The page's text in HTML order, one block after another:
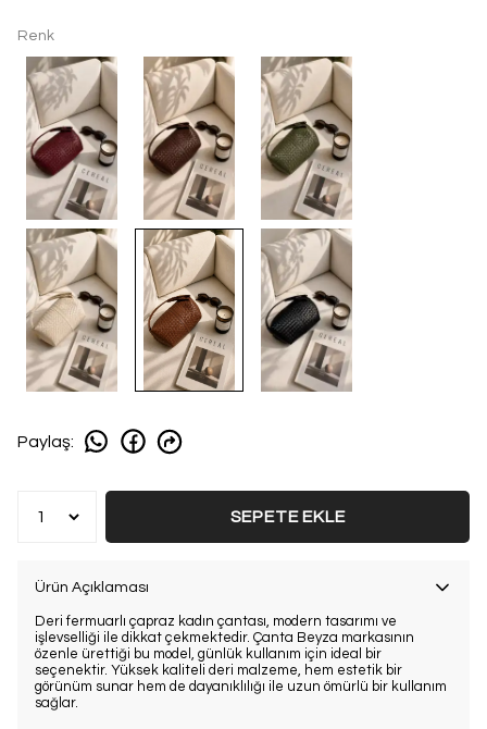
Renk
Paylaş:
SEPETE EKLE
Ürün Açıklaması
Deri fermuarlı çapraz kadın çantası, modern tasarımı ve
işlevselliği ile dikkat çekmektedir. Çanta Beyza markasının
özenle ürettiği bu model, günlük kullanım için ideal bir
seçenektir. Yüksek kaliteli deri malzeme, hem estetik bir
görünüm sunar hem de dayanıklılığı ile uzun ömürlü bir kullanım
sağlar.